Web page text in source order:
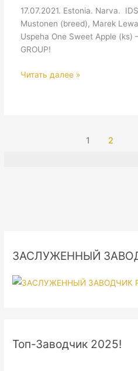
17.07.2021. Estonia. Narva.
Mustonen (breed), Marek
Uspeha One Sweet Apple (ks)
GROUP!
Estonia.
Читать далее »
1 2
ЗАСЛУЖЕННЫЙ
Топ-Заводчик 2025!